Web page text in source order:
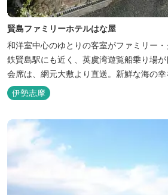
賢島ファミリーホテルはな屋
和洋室中心のゆとりの客室がファミリー
鉄賢島駅にも近く、英虞湾遊覧船乗り場
会席は、網元大敷より直送。新鮮な海の幸
伊勢志摩